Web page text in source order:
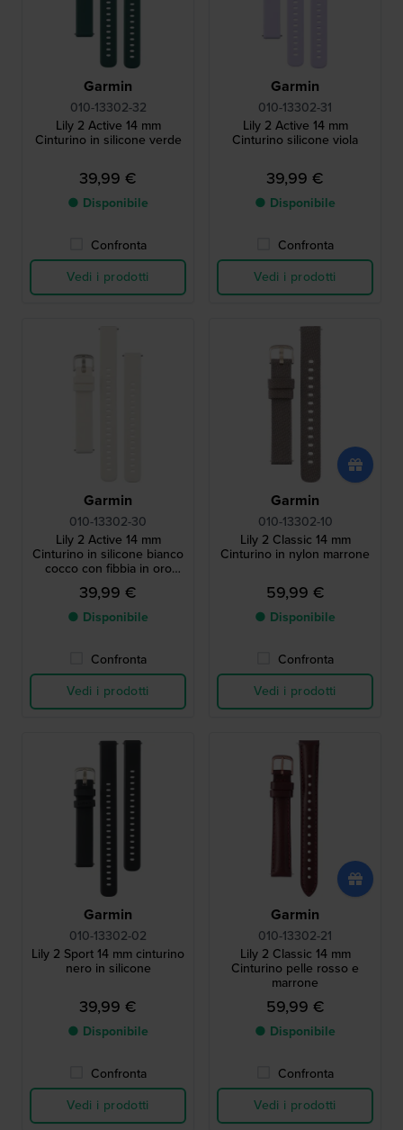
Garmin
010-13302-32
Lily 2 Active 14 mm
Cinturino in silicone verde
39,99 €
● Disponibile
Confronta
Vedi i prodotti
Garmin
010-13302-31
Lily 2 Active 14 mm
Cinturino silicone viola
39,99 €
● Disponibile
Confronta
Vedi i prodotti
Garmin
010-13302-30
Lily 2 Active 14 mm
Cinturino in silicone bianco
cocco con fibbia in oro
crema
39,99 €
● Disponibile
Confronta
Vedi i prodotti
Garmin
010-13302-10
Lily 2 Classic 14 mm
Cinturino in nylon marrone
59,99 €
● Disponibile
Confronta
Vedi i prodotti
Garmin
010-13302-02
Lily 2 Sport 14 mm cinturino
nero in silicone
39,99 €
● Disponibile
Confronta
Vedi i prodotti
Garmin
010-13302-21
Lily 2 Classic 14 mm
Cinturino pelle rosso e
marrone
59,99 €
● Disponibile
Confronta
Vedi i prodotti